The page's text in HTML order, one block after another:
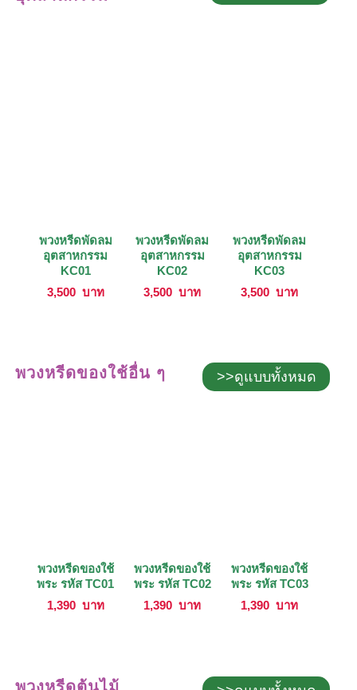
พวงหรีดพัดลม
อุตสาหกรรม
KC01
3,500 บาท
พวงหรีดพัดลม
อุตสาหกรรม
KC02
3,500 บาท
พวงหรีดพัดลม
อุตสาหกรรม
KC03
3,500 บาท
พวงหรีดของใช้อื่น ๆ >>ดูแบบทั้งหมด
พวงหรีดของใช้
พระ รหัส TC01
1,390 บาท
พวงหรีดของใช้
พระ รหัส TC02
1,390 บาท
พวงหรีดของใช้
พระ รหัส TC03
1,390 บาท
พวงหรีดต้นไม้